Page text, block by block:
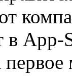
в